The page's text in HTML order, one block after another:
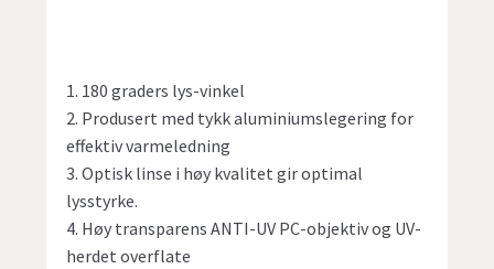
1. 180 graders lys-vinkel
2. Produsert med tykk aluminiumslegering for
effektiv varmeledning
3. Optisk linse i høy kvalitet gir optimal
lysstyrke.
4. Høy transparens ANTI-UV PC-objektiv og UV-
herdet overflate